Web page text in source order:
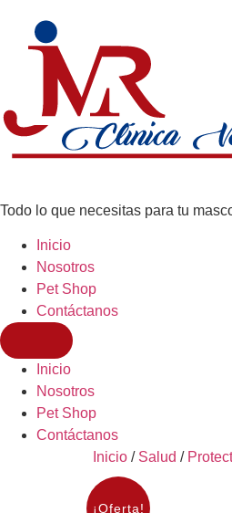
Todo lo que necesitas para tu
Inicio
Nosotros
Pet Shop
Contáctanos
Inicio
Nosotros
Pet Shop
Contáctanos
Inicio / Salud /
¡Oferta!